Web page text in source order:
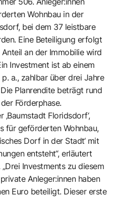
Wohnbau in der
bei dem 37 leistbare
Eine Beteiligung erfolgt
an der Immobilie wird
Investment ist ab einem
a., zahlbar über drei Jahre
Planrendite beträgt rund
Förderphase.
‚Baumstadt Floridsdorf‘,
für geförderten Wohnbau,
Dorf in der Stadt‘ mit
entsteht“, erläutert
Investments zu diesem
Anleger:innen haben
Euro beteiligt. Dieser erste